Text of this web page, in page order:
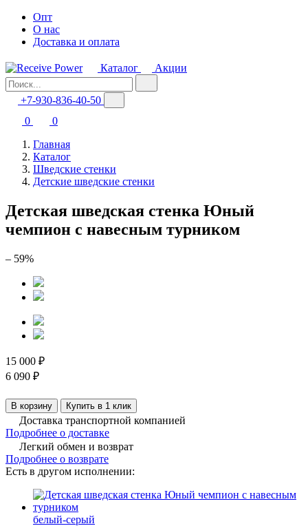
Опт
О нас
Доставка и оплата
Каталог Акции
+7-930-836-40-50
0
0
Главная
Каталог
Шведские стенки
Детские шведские стенки
Детская шведская стенка Юный
чемпион с навесным турником
– 59%
15 000 ₽
6 090 ₽
В корзину Купить в 1 клик
Доставка транспортной компанией
Подробнее о доставке
Легкий обмен и возврат
Подробнее о возврате
Есть в другом исполнении:
белый-серый